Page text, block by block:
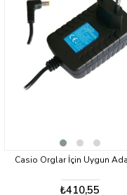
MIDI ve Ses Adaptörü WU-
Evet (USB bağlantı
Orglar İçin Uygun
₺410,55